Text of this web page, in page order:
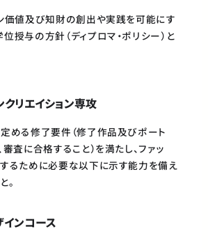
価値及び知財の創出や実践を可能にす
授与の方針（ディプロマ・ポリシー）と
クリエイション専攻
める修了要件（修了作品及びポート
審査に合格すること）を満たし、ファッ
るために必要な以下に示す能力を備え
。
インコース